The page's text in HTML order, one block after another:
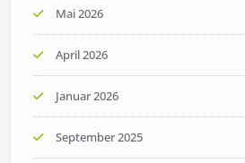
Mai 2026
April 2026
Januar 2026
September 2025